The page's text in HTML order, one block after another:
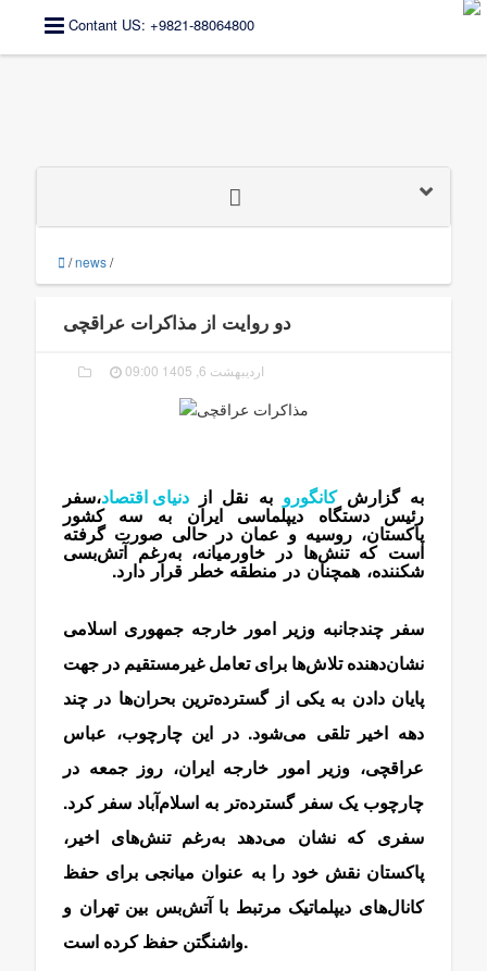
Contant US: +9821-88064800
/news/
دو روایت از مذاکرات عراقچی
اردیبهشت 6, 1405 09:00
به گزارشکانگورو به نقل ازدنیای اقتصاد،سفر
رئیس دستگاه دیپلماسی ایران به سه کشور
پاکستان، روسیه و عمان در حالی صورت گرفته
است که تنش‌ها در خاورمیانه، به‌رغم آتش‌بسی
شکننده،‌ همچنان در منطقه خطر قرار دارد.
سفر چندجانبه وزیر امور خارجه جمهوری اسلامی
نشان‌دهنده تلاش‌ها برای تعامل غیرمستقیم در جهت
پایان دادن به یکی از گسترده‌ترین بحران‌ها در چند
دهه اخیر تلقی می‌شود. در این چارچوب، عباس
عراقچی، وزیر امور خارجه ایران، روز جمعه در
چارچوب یک سفر گسترده‌تر به اسلام‌آباد سفر کرد.
سفری که نشان می‌دهد به‌رغم تنش‌های اخیر،
پاکستان نقش خود را به عنوان میانجی برای حفظ
کانال‌های دیپلماتیک مرتبط با آتش‌بس بین تهران و
واشنگتن حفظ کرده است.